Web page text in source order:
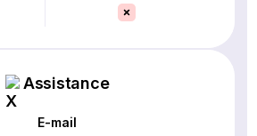
Assistance
E-mail